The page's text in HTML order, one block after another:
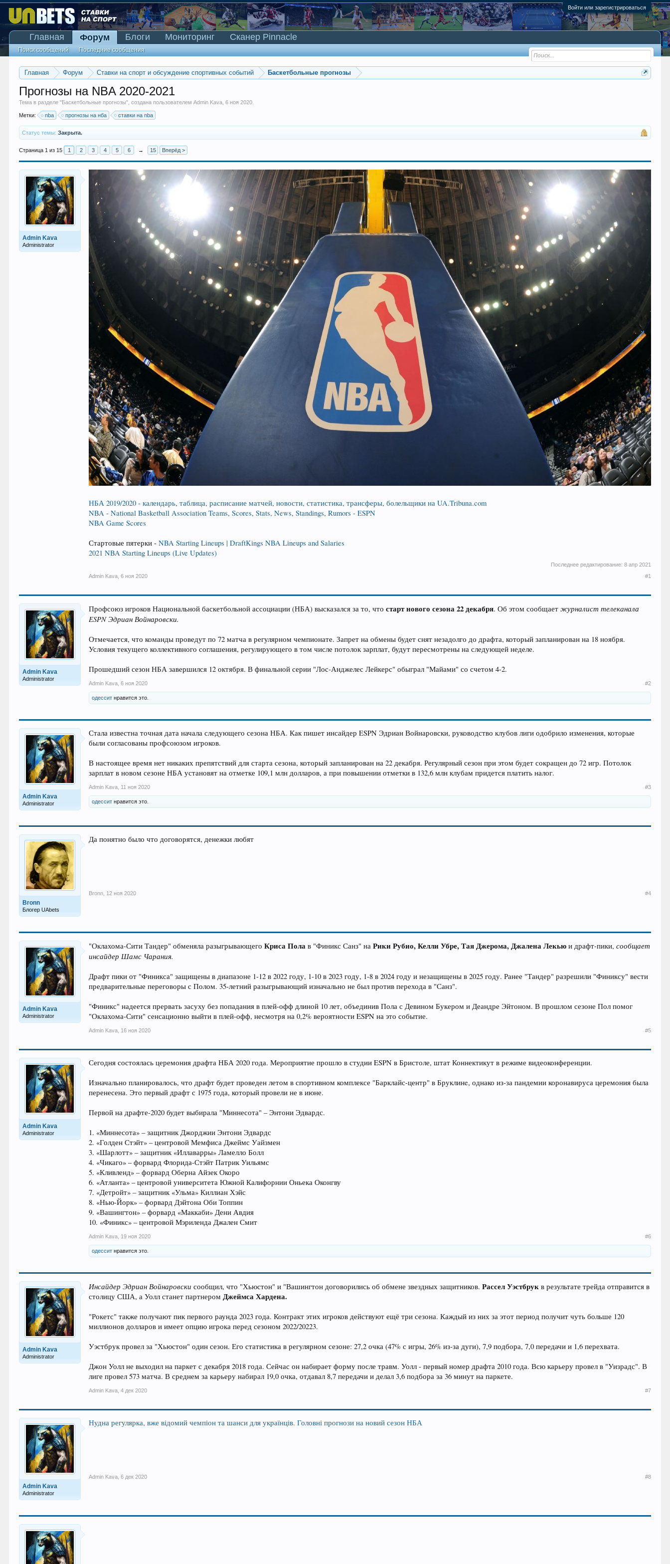
Войти или зарегистрироваться
Главная Форум Ставки на спорт и обсуждение спортивных событий Баскетбольные прогнозы
Прогнозы на NBA 2020-2021
Тема в разделе "Баскетбольные прогнозы", создана пользователемAdmin Kava ,6 ноя 2020
Метки: nba прогнозы на нба ставки на nba
Статус темы: Закрыта.
Страница 1 из 15 1 2 3 4 5 6 → 15 Вперёд >
Admin Kava
Administrator
НБА 2019/2020 - календарь, таблица, расписание матчей, новости, статистика, трансферы, болельщики на UA.Tribuna.com
NBA - National Basketball Association Teams, Scores, Stats, News, Standings, Rumors - ESPN
NBA Game Scores
Стартовые пятерки -NBA Starting Lineups | DraftKings NBA Lineups and Salaries
2021 NBA Starting Lineups (Live Updates)
Последнее редактирование: 8 апр 2021
Admin Kava 6 ноя 2020 #1
Admin Kava
Administrator
Профсоюз игроков Национальной баскетбольной ассоциации (НБА) высказался за то, чтостарт нового сезона 22 декабря. Об этом сообщаетжурналист телеканала
ESPN Эдриан Войнаровски.
Отмечается, что команды проведут по 72 матча в регулярном чемпионате. Запрет на обмены будет снят незадолго до драфта, который запланирован на 18 ноября.
Условия текущего коллективного соглашения, регулирующего в том числе потолок зарплат, будут пересмотрены на следующей неделе.
Прошедший сезон НБА завершился 12 октября. В финальной серии "Лос-Анджелес Лейкерс" обыграл "Майами" со счетом 4-2.
Admin Kava 6 ноя 2020 #2
одессит нравится это.
Admin Kava
Administrator
Стала известна точная дата начала следующего сезона НБА. Как пишет инсайдер ESPN Эдриан Войнаровски, руководство клубов лиги одобрило изменения, которые
были согласованы профсоюзом игроков.
В настоящее время нет никаких препятствий для старта сезона, который запланирован на 22 декабря. Регулярный сезон при этом будет сокращен до 72 игр. Потолок
зарплат в новом сезоне НБА установят на отметке 109,1 млн долларов, а при повышении отметки в 132,6 млн клубам придется платить налог.
Admin Kava 11 ноя 2020 #3
одессит нравится это.
Bronn
Блогер UAbets
Да понятно было что договорятся, денежки любят
Bronn 12 ноя 2020 #4
Admin Kava
Administrator
"Оклахома-Сити Тандер" обменяла разыгрывающегоКриса Полав "Финикс Санз" наРики Рубио, Келли Убре, Тая Джерома, Джалена Лекьюи драфт-пики,сообщает
инсайдер Шамс Чарания.
Драфт пики от "Финикса" защищены в диапазоне 1-12 в 2022 году, 1-10 в 2023 году, 1-8 в 2024 году и незащищены в 2025 году. Ранее "Тандер" разрешили "Финиксу" вести
предварительные переговоры с Полом. 35-летний разыгрывающий изначально не был против перехода в "Санз".
"Финикс" надеется прервать засуху без попадания в плей-офф длиной 10 лет, объединив Пола с Девином Букером и Деандре Эйтоном. В прошлом сезоне Пол помог
"Оклахома-Сити" сенсационно выйти в плей-офф, несмотря на 0,2% вероятности ESPN на это событие.
Admin Kava 16 ноя 2020 #5
Admin Kava
Administrator
Сегодня состоялась церемония драфта НБА 2020 года. Мероприятие прошло в студии ESPN в Бристоле, штат Коннектикут в режиме видеоконференции.
Изначально планировалось, что драфт будет проведен летом в спортивном комплексе "Барклайс-центр" в Бруклинe, однако из-за пандемии коронавируса церемония была
перенесена. Это первый драфт с 1975 года, который провели не в июне.
Первой на драфте-2020 будет выбирала "Миннесота" – Энтони Эдвардс.
1. «Миннесота» – защитник Джорджии Энтони Эдвардс
2. «Голден Стэйт» – центровой Мемфиса Джеймс Уайзмен
3. «Шарлотт» – защитник «Иллаварры» Ламелло Болл
4. «Чикаго» – форвард Флорида-Стэйт Патрик Уильямс
5. «Кливленд» – форвард Оберна Айзек Окоро
6. «Атланта» – центровой университета Южной Калифорнии Оньека Оконгву
7. «Детройт» – защитник «Ульма» Киллиан Хэйс
8. «Нью-Йорк» – форвард Дэйтона Оби Топпин
9. «Вашингтон» – форвард «Маккаби» Дени Авдия
10. «Финикс» – центровой Мэриленда Джален Смит
Admin Kava 19 ноя 2020 #6
одессит нравится это.
Admin Kava
Administrator
Инсайдер Эдриан Войнаровски сообщил, что "Хьюстон" и "Вашингтон договорились об обмене звездных защитников. Рассел Уэстбрук в результате трейда отправится в
столицу США, а Уолл станет партнером Джеймса Хардена.
"Рокетс" также получают пик первого раунда 2023 года. Контракт этих игроков действуют ещё три сезона. Каждый из них за этот период получит чуть больше 120
миллионов долларов и имеет опцию игрока перед сезоном 2022/20223.
Уэстбрук провел за "Хьюстон" один сезон. Его статистика в регулярном сезоне: 27,2 очка (47% с игры, 26% из-за дуги), 7,9 подбора, 7,0 передачи и 1,6 перехвата.
Джон Уолл не выходил на паркет с декабря 2018 года. Сейчас он набирает форму после травм. Уолл - первый номер драфта 2010 года. Всю карьеру провел в "Уизрадс". В
лиге провел 573 матча. В среднем за карьеру набирал 19,0 очка, отдавал 8,7 передачи и делал 3,6 подбора за 36 минут на паркете.
Admin Kava 4 дек 2020 #7
Admin Kava
Administrator
Нудна регулярка, вже відомий чемпіон та шанси для українців. Головні прогнози на новий сезон НБА
Admin Kava 6 дек 2020 #8
Главная Форум
Поиск сообщений Последние сообщения
Блоги Мониторинг Сканер Pinnacle